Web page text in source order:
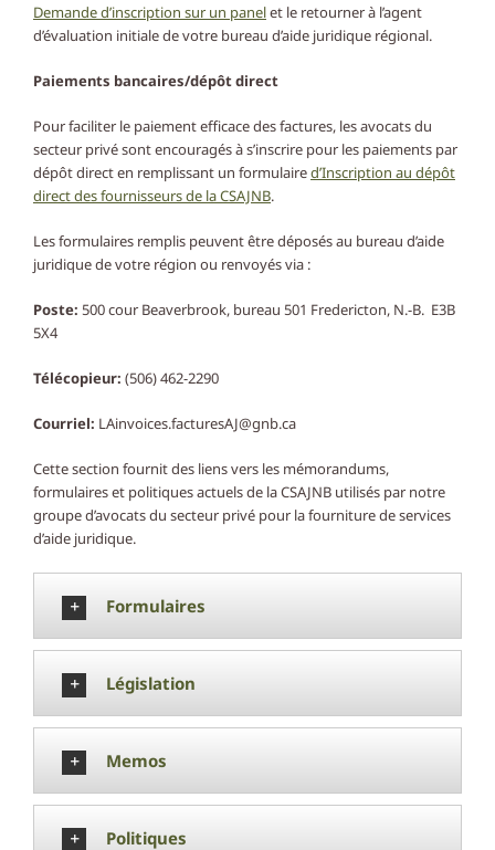
Demande d’inscription sur un panelet le retourner à l’agent
d’évaluation initiale de votre bureau d’aide juridique régional.
Paiements bancaires/dépôt direct
Pour faciliter le paiement efficace des factures, les avocats du
secteur privé sont encouragés à s’inscrire pour les paiements par
dépôt direct en remplissant un formulaired’Inscription au dépôt
direct des fournisseurs de la CSAJNB.
Les formulaires remplis peuvent être déposés au bureau d’aide
juridique de votre région ou renvoyés via :
Poste: 500 cour Beaverbrook, bureau 501 Fredericton, N.-B. E3B
5X4
Télécopieur: (506) 462-2290
Courriel: LAinvoices.facturesAJ@gnb.ca
Cette section fournit des liens vers les mémorandums,
formulaires et politiques actuels de la CSAJNB utilisés par notre
groupe d’avocats du secteur privé pour la fourniture de services
d’aide juridique.
Formulaires
Législation
Memos
Politiques